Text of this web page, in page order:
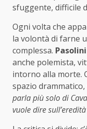
sfuggente, difficile
Ogni volta che
la volontà di farne
complessa. Pasolini
anche polemista,
intorno alla morte.
spazio
parla più solo di
vuole dire